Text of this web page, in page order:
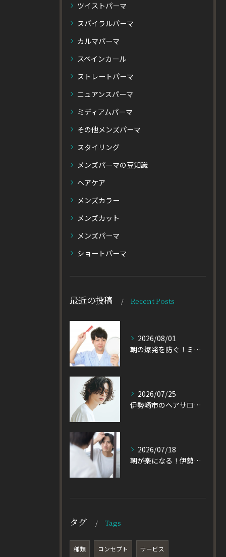
ツイストパーマ
スパイラルパーマ
カルマパーマ
スペインカール
ストレートパーマ
ニュアンスパーマ
ミディアムパーマ
その他メンズパーマ
スタイリング
メンズパーマの豆知識
ヘアケア
メンズカラー
メンズカット
メンズパーマ
ショートパーマ
最近の投稿 Recent Posts
2026/08/01
朝の爆発を防ぐ！ミディアムヘアのメンズがパーマをかけるべき理由
2026/07/25
伊勢崎市のヘアサロン発！黒髪でも重たく見えない大人パーマとは
2026/07/18
朝が楽になる！伊勢崎市の美容室が教える大人パーマスタイル
タグ Tags
種類 コンセプト サービス